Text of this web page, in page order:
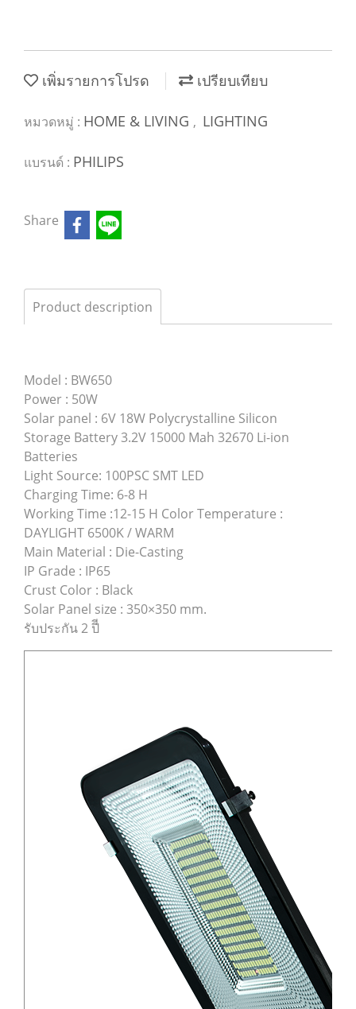
เพิ่มรายการโปรด เปรียบเทียบ
หมวดหมู่ : HOME & LIVING , LIGHTING
แบรนด์ : PHILIPS
Share
Product description
Model : BW650
Power : 50W
Solar panel : 6V 18W Polycrystalline Silicon
Storage Battery 3.2V 15000 Mah 32670 Li-ion
Batteries
Light Source: 100PSC SMT LED
Charging Time: 6-8 H
Working Time :12-15 H Color Temperature :
DAYLIGHT 6500K / WARM
Main Material : Die-Casting
IP Grade : IP65
Crust Color : Black
Solar Panel size : 350×350 mm.
รับประกัน 2 ปีี